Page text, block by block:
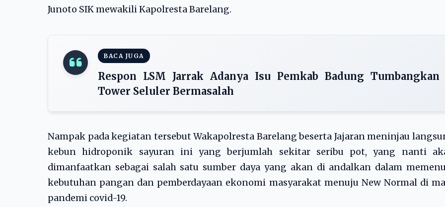
Junoto SIK mewakili Kapolresta Barelang.
BACA JUGA
Respon LSM Jarrak Adanya Isu Pemkab Badung Tumbangkan
Tower Seluler Bermasalah
Nampak pada kegiatan tersebut Wakapolresta Barelang beserta Jajaran meninjau
kebun hidroponik sayuran ini yang berjumlah sekitar seribu pot, yang nanti
dimanfaatkan sebagai salah satu sumber daya yang akan di andalkan dalam
kebutuhan pangan dan pemberdayaan ekonomi masyarakat menuju New Normal di
pandemi covid-19.